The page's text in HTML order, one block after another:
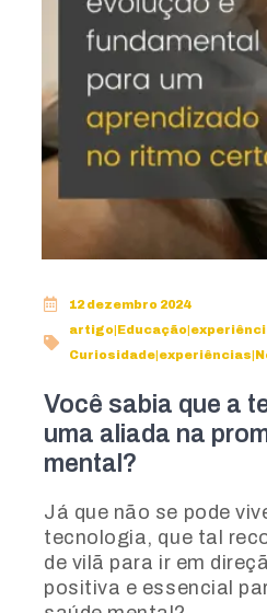
12 dezembro 2024
Você sabia que a
uma aliada na
mental?
Já que não se pode
tecnologia, que tal
de vilã para ir em
positiva e essencial